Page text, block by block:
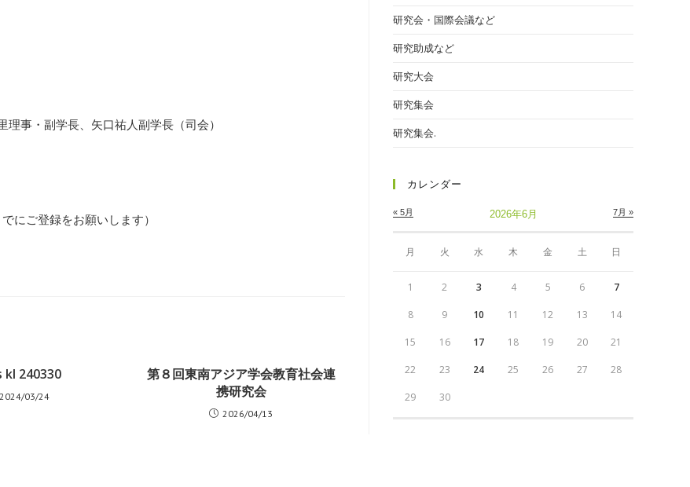
理事・ 副学長、矢口祐人副学長（司会）
でにご登録をお願いします）
kl 240330
2024/03/24
第８回東南アジア学会教育社会連
携研究会
2026/04/13
研究会・国際会議など
研究助成など
研究大会
研究集会
研究集会.
カレンダー
2026年6月
月 火 水 木 金 土 日
« 5月 7月 »
1 2 3 4 5 6 7
8 9 10 11 12 13 14
15 16 17 18 19 20 21
22 23 24 25 26 27 28
29 30